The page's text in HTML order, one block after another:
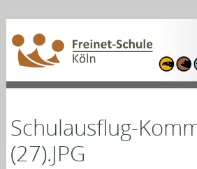
Direkt
Schulausflug-
(27).JPG